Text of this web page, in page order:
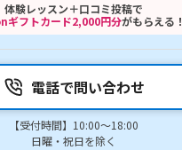
体験レッスン＋口コミ投稿で
ギフトカード2,000円分がもらえる！
電話で問い合わせ
【受付時間】10:00～18:00
日曜・祝日を除く